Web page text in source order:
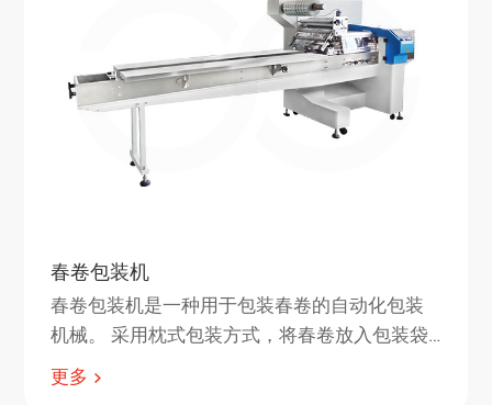
春卷包装机
春卷包装机是一种用于包装春卷的自动化包装
机械。 采用枕式包装方式，将春卷放入包装袋
中，然后通过热封装置进行封口。 该机具有操
更多